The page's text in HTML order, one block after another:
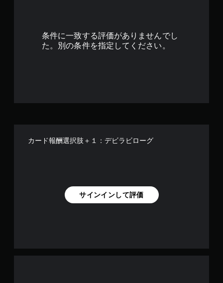
条件に一致する評価がありませんでし
た。別の条件を指定してください。
カード報酬選択肢＋１：デビラビローグ
サインインして評価